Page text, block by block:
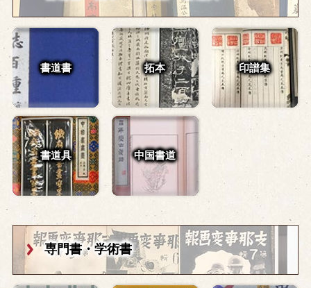
書道書 拓本 印譜集
書道具 中国書道
専門書・学術書